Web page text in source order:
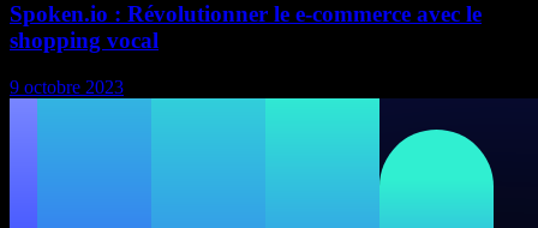
Spoken.io : Révolutionner le e-commerce avec le
shopping vocal
9 octobre 2023